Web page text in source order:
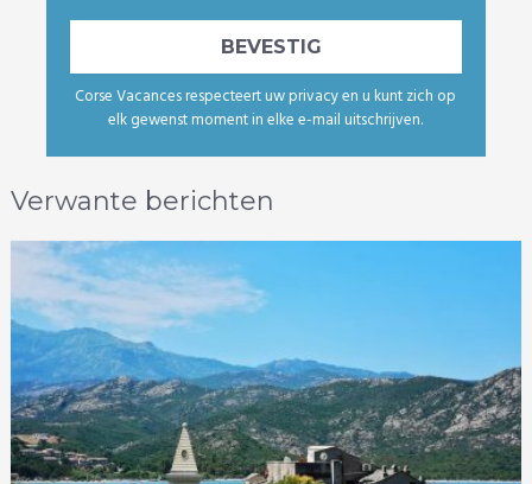
Corse Vacances respecteert uw privacy en u kunt zich op
elk gewenst moment in elke e-mail uitschrijven.
Verwante berichten